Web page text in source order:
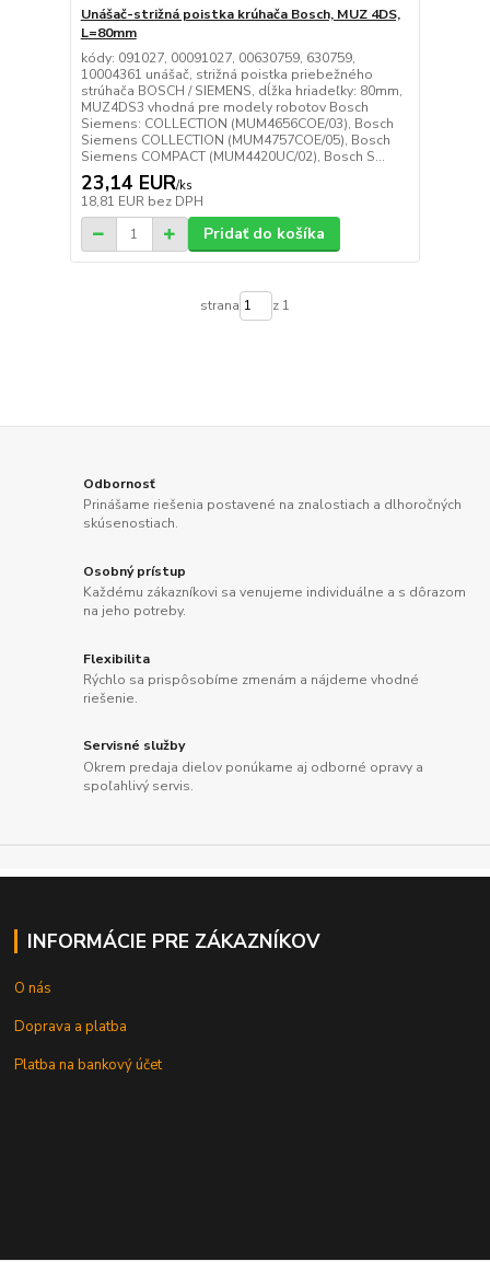
Unášač-strižná poistka krúhača Bosch, MUZ 4DS,
L=80mm
kódy: 091027, 00091027, 00630759, 630759,
10004361 unášač, strižná poistka priebežného
strúhača BOSCH / SIEMENS, dĺžka hriadeľky: 80mm,
MUZ4DS3 vhodná pre modely robotov Bosch
Siemens: COLLECTION (MUM4656COE/03), Bosch
Siemens COLLECTION (MUM4757COE/05), Bosch
Siemens COMPACT (MUM4420UC/02), Bosch S...
23,14 EUR/ks
18,81 EUR bez DPH
Pridať do košíka
strana z 1
Odbornosť
Prinášame riešenia postavené na znalostiach a dlhoročných
skúsenostiach.
Osobný prístup
Každému zákazníkovi sa venujeme individuálne a s dôrazom
na jeho potreby.
Flexibilita
Rýchlo sa prispôsobíme zmenám a nájdeme vhodné
riešenie.
Servisné služby
Okrem predaja dielov ponúkame aj odborné opravy a
spoľahlivý servis.
INFORMÁCIE PRE ZÁKAZNÍKOV
O nás
Doprava a platba
Platba na bankový účet